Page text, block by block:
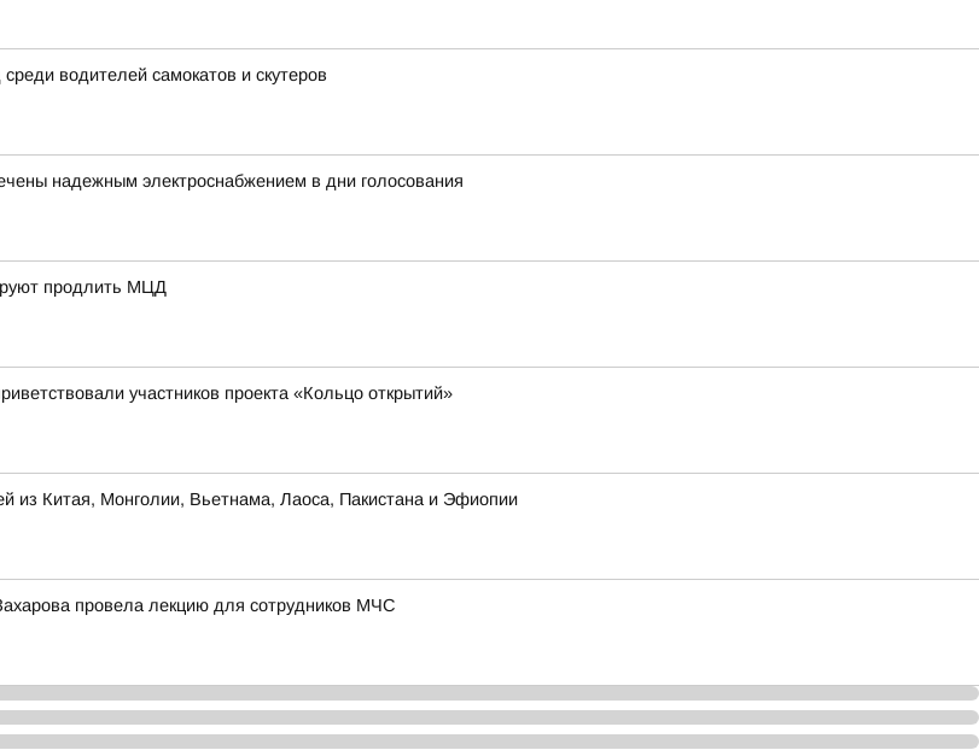
водителей самокатов и скутеров
надежным электроснабжением в дни голосования
продлить МЦД
участников проекта «Кольцо открытий»
из Китая, Монголии, Вьетнама, Лаоса, Пакистана и Эфиопии
провела лекцию для сотрудников МЧС